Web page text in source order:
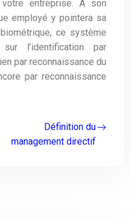
entreprise. À son
employé y pointera sa
ce système
l’identification par
par reconnaissance du
par reconnaissance
Définition du
management directif